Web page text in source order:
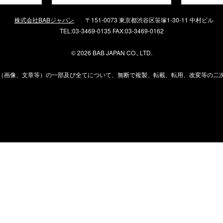
株式会社BABジャパン
〒151-0073 東京都渋谷区笹塚1-30-11 中村ビル
TEL:03-3469-0135 FAX:03-3469-0162
©2026 BAB JAPAN CO., LTD.
画像、文章等）の一部及び全てについて、無断で複製、転載、転用、改変等の二